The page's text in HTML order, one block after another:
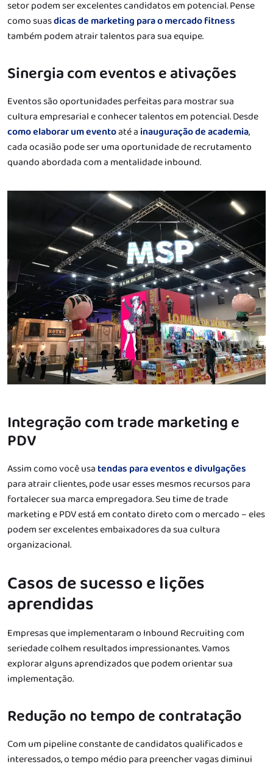
setor podem ser excelentes candidatos em potencial. Pense
como suasdicas de marketing para o mercado fitness
também podem atrair talentos para sua equipe.
Sinergia com eventos e ativações
Eventos são oportunidades perfeitas para mostrar sua
cultura empresarial e conhecer talentos em potencial. Desde
como elaborar um eventoaté a inauguração de academia,
cada ocasião pode ser uma oportunidade de recrutamento
quando abordada com a mentalidade inbound.
Integração com trade marketing e
PDV
Assim como você usa tendas para eventos e divulgações
para atrair clientes, pode usar esses mesmos recursos para
fortalecer sua marca empregadora. Seu time de trade
marketing e PDV está em contato direto com o mercado – eles
podem ser excelentes embaixadores da sua cultura
organizacional.
Casos de sucesso e lições
aprendidas
Empresas que implementaram o Inbound Recruiting com
seriedade colhem resultados impressionantes. Vamos
explorar alguns aprendizados que podem orientar sua
implementação.
Redução no tempo de contratação
Com um pipeline constante de candidatos qualificados e
interessados, o tempo médio para preencher vagas diminui